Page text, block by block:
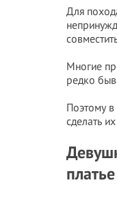
Для
Многие
редко
Поэтому
сделать
платье